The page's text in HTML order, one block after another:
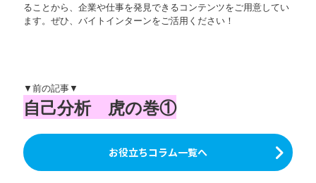
ることから、企業や仕事を発見できるコンテンツをご用意してい
ます。ぜひ、バイトインターンをご活用ください！
▼前の記事▼
自己分析 虎の巻①
お役立ちコラム一覧へ